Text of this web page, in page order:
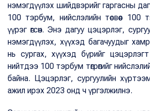
нэмэгдүүлэх шийдвэрийг гаргасны
100 тэрбум, нийслэлийн төсвөөс 100
үүрэг өгсөн. Энэ дагуу цэцэрлэг,
нэмэгдүүлэх, хүүхэд багачуудыг
нь сургах, хүүхэд бүрийг
нийтдээ 100 тэрбум төгрөгийг
байна. Цэцэрлэг, сургуулийн
ажил ирэх 2023 онд ч үргэлжилнэ.